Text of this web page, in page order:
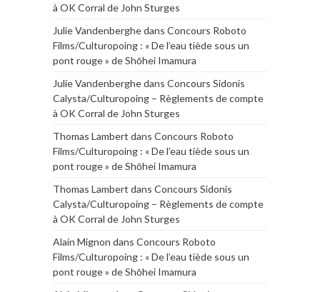
à OK Corral de John Sturges
Julie Vandenberghedans Concours Roboto
Films/Culturopoing : « De l’eau tiède sous un
pont rouge » de Shōhei Imamura
Julie Vandenberghedans Concours Sidonis
Calysta/Culturopoing – Règlements de compte
à OK Corral de John Sturges
Thomas Lambert dans Concours Roboto
Films/Culturopoing : « De l’eau tiède sous un
pont rouge » de Shōhei Imamura
Thomas Lambert dans Concours Sidonis
Calysta/Culturopoing – Règlements de compte
à OK Corral de John Sturges
Alain Mignon dans Concours Roboto
Films/Culturopoing : « De l’eau tiède sous un
pont rouge » de Shōhei Imamura